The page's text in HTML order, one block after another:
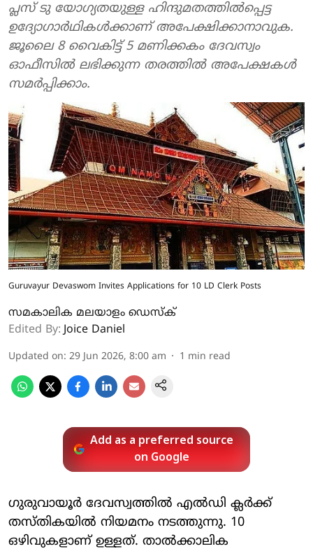
പ്ലസ് ടു യോഗ്യതയുള്ള ഹിന്ദുമതത്തിൽപ്പെട്ട
ഉദ്യോഗാർഥികൾക്കാണ് അപേക്ഷിക്കാനാവുക.
ജൂലൈ 8 വൈകിട്ട് 5 മണിക്കകം ദേവസ്വം
ഓഫീസിൽ ലഭിക്കുന്ന തരത്തിൽ അപേക്ഷകൾ
സമർപ്പിക്കാം.
Guruvayur Devaswom Invites Applications for 10 LD Clerk Posts
സമകാലിക മലയാളം ഡെസ്ക്
Edited By: Joice Daniel
Updated on: 29 Jun 2026, 8:00 am 1 min read
Add as a preferred source
on Google
ഗുരുവായൂർ ദേവസ്വത്തിൽ എൽഡി ക്ലർക്ക്
തസ്തികയിൽ നിയമനം നടത്തുന്നു. 10
ഒഴിവുകളാണ് ഉള്ളത്. താൽക്കാലിക